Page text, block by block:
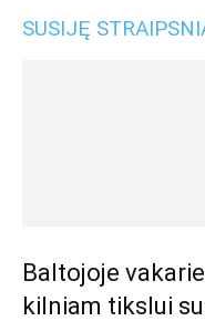
SUSIJĘ
Baltojoje
kilniam tikslui